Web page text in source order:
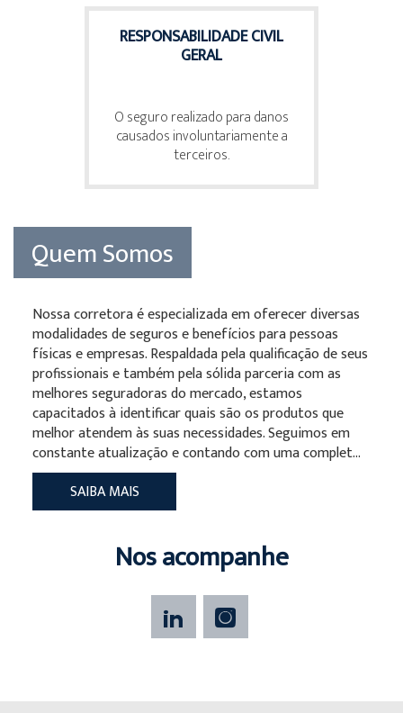
RESPONSABILIDADE CIVIL
GERAL
O seguro realizado para danos
causados involuntariamente a
terceiros.
Quem Somos
Nossa corretora é especializada em oferecer diversas
modalidades de seguros e benefícios para pessoas
físicas e empresas. Respaldada pela qualificação de seus
profissionais e também pela sólida parceria com as
melhores seguradoras do mercado, estamos
capacitados à identificar quais são os produtos que
melhor atendem às suas necessidades. Seguimos em
constante atualização e contando com uma complet...
SAIBA MAIS
Nos acompanhe